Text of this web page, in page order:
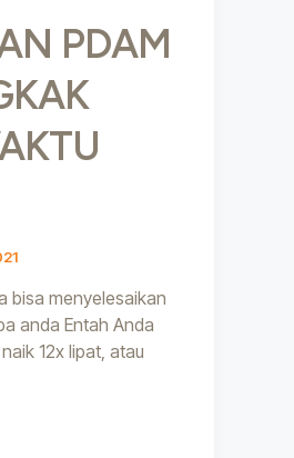
PDAM
bisa menyelesaikan
anda Entah Anda
12x lipat, atau